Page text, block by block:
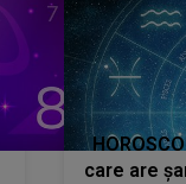
care are